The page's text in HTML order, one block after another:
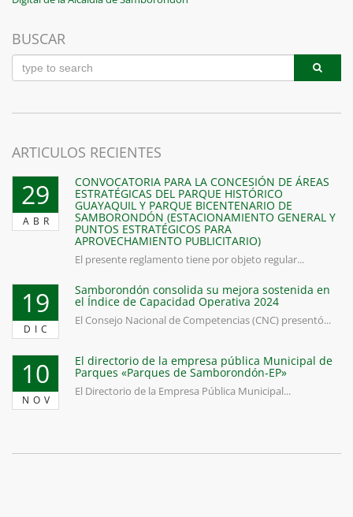
BUSCAR
ARTICULOS RECIENTES
29
ABR
CONVOCATORIA PARA LA CONCESIÓN DE ÁREAS
ESTRATÉGICAS DEL PARQUE HISTÓRICO
GUAYAQUIL Y PARQUE BICENTENARIO DE
SAMBORONDÓN (ESTACIONAMIENTO GENERAL Y
PUNTOS ESTRATÉGICOS PARA
APROVECHAMIENTO PUBLICITARIO)
El presente reglamento tiene por objeto regular...
19
DIC
Samborondón consolida su mejora sostenida en
el Índice de Capacidad Operativa 2024
El Consejo Nacional de Competencias (CNC) presentó...
10
NOV
El directorio de la empresa pública Municipal de
Parques «Parques de Samborondón-EP»
El Directorio de la Empresa Pública Municipal...